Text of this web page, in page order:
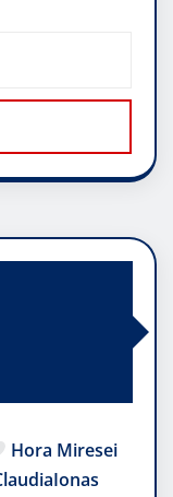
Hora Miresei